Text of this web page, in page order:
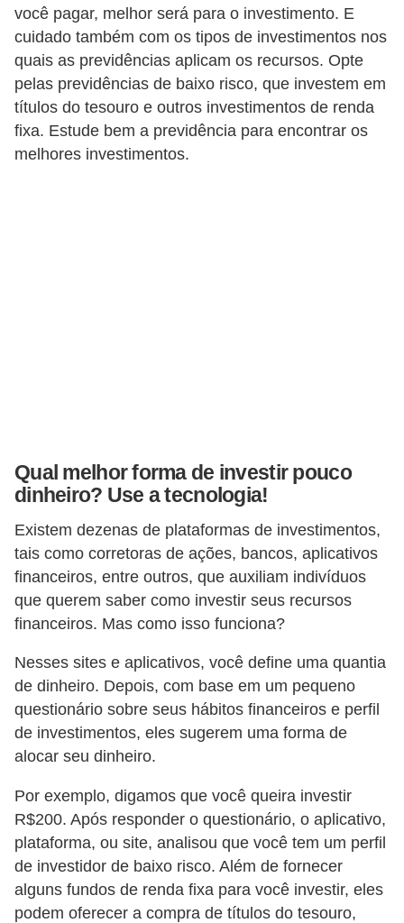
você pagar, melhor será para o investimento. E
cuidado também com os tipos de investimentos nos
quais as previdências aplicam os recursos. Opte
pelas previdências de baixo risco, que investem em
títulos do tesouro e outros investimentos de renda
fixa. Estude bem a previdência para encontrar os
melhores investimentos.
Qual melhor forma de investir pouco
dinheiro? Use a tecnologia!
Existem dezenas de plataformas de investimentos,
tais como corretoras de ações, bancos, aplicativos
financeiros, entre outros, que auxiliam indivíduos
que querem saber como investir seus recursos
financeiros. Mas como isso funciona?
Nesses sites e aplicativos, você define uma quantia
de dinheiro. Depois, com base em um pequeno
questionário sobre seus hábitos financeiros e perfil
de investimentos, eles sugerem uma forma de
alocar seu dinheiro.
Por exemplo, digamos que você queira investir
R$200. Após responder o questionário, o aplicativo,
plataforma, ou site, analisou que você tem um perfil
de investidor de baixo risco. Além de fornecer
alguns fundos de renda fixa para você investir, eles
podem oferecer a compra de títulos do tesouro,
r
m
a
s
d
e
m
p
o
s
t
o
d
e
r
e
n
d
a
N
e
g
o